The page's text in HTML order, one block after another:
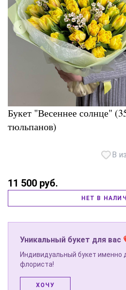
Букет "Весеннее солнце"
тюльпанов)
В
11 500 руб.
НЕТ В
Уникальный букет для
Индивидуальный букет именно
флориста!
ХОЧУ